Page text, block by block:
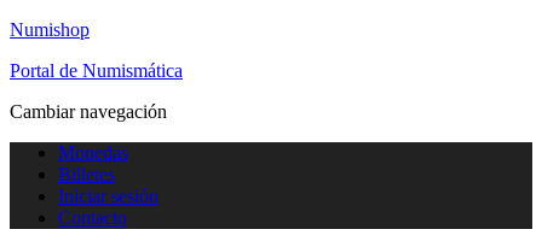
Numishop
Portal de Numismática
Cambiar navegación
Monedas
Billetes
Iniciar sesión
Contacto